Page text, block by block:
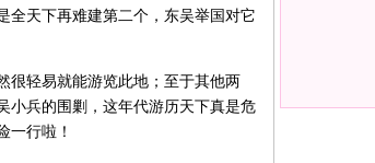
全天下再难建第二个，东吴举国对它
轻易就能游览此地；至于其他两
小兵的围剿，这年代游历天下真是危
一行啦！